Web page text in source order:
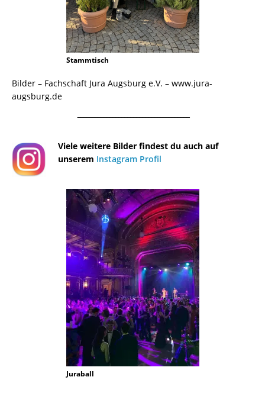
Stammtisch
Bilder – Fachschaft Jura Augsburg e.V. – www.jura-
augsburg.de
¯¯¯¯¯¯¯¯¯¯¯¯¯¯¯¯¯¯¯¯¯¯¯¯¯¯¯¯¯¯¯¯¯¯¯¯¯¯
Viele weitere Bilder findest du auch auf
unserem Instagram Profil
Juraball